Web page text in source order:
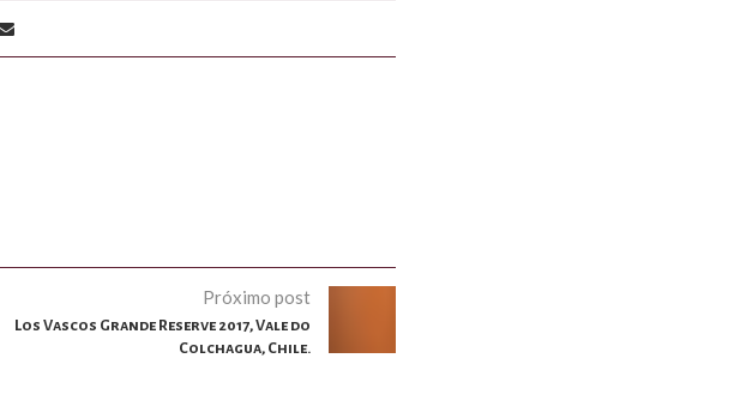
Próximo post
Los Vascos Grande Reserve 2017, Vale do
Colchagua, Chile.